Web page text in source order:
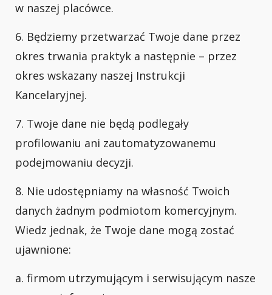
w naszej placówce.
6. Będziemy przetwarzać Twoje dane przez
okres trwania praktyk a następnie – przez
okres wskazany naszej Instrukcji
Kancelaryjnej.
7. Twoje dane nie będą podlegały
profilowaniu ani zautomatyzowanemu
podejmowaniu decyzji.
8. Nie udostępniamy na własność Twoich
danych żadnym podmiotom komercyjnym.
Wiedz jednak, że Twoje dane mogą zostać
ujawnione:
a. firmom utrzymującym i serwisującym nasze